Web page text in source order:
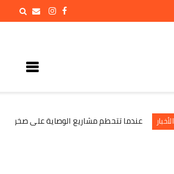
عندما تتحطم مشاريع الوصاية على صخرة الإرادة